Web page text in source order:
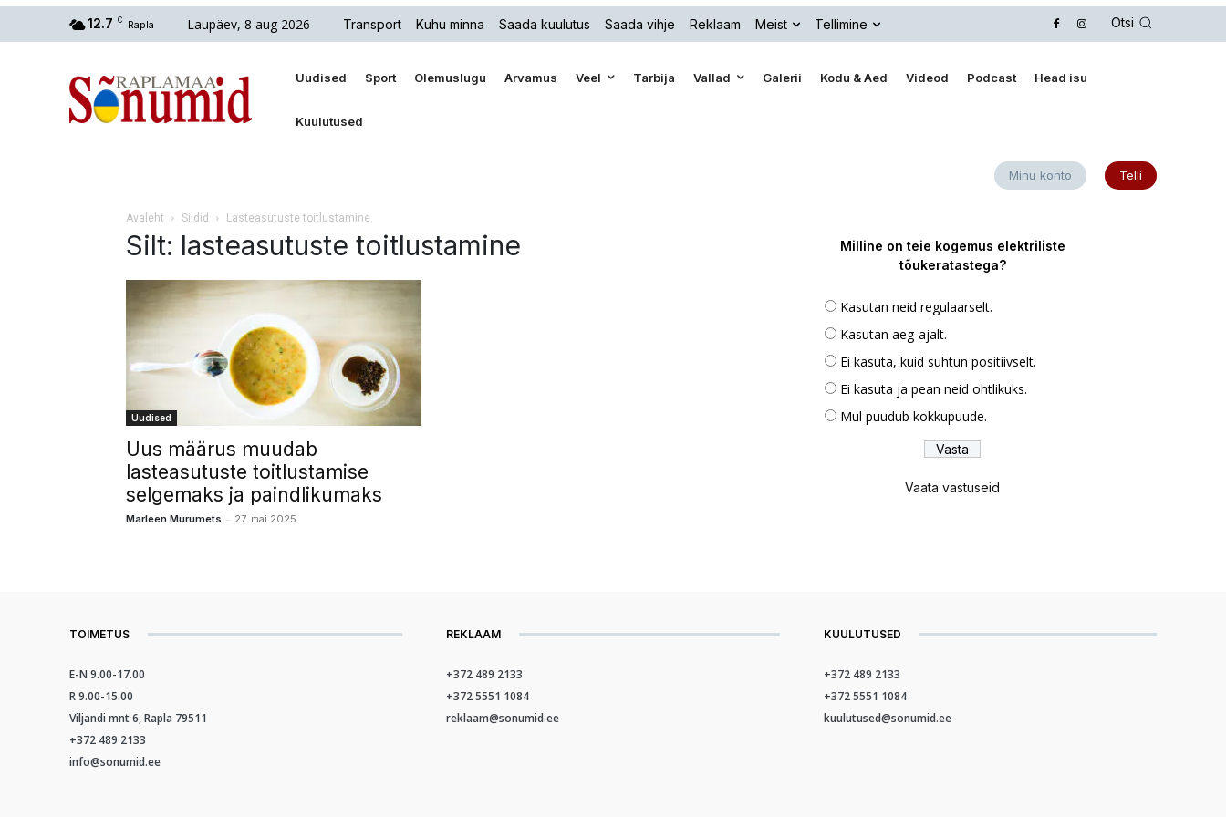
12.7 C Rapla Laupäev, 8 aug 2026 Transport Kuhu minna Saada kuulutus Saada vihje Reklaam Meist Tellimine Otsi
Uudised Sport Olemuslugu Arvamus Veel Tarbija Vallad Galerii Kodu & Aed Videod Podcast Head isu
Kuulutused
Minu konto Telli
Avaleht Sildid Lasteasutuste toitlustamine
Silt: lasteasutuste toitlustamine
Uudised
Uus määrus muudab
lasteasutuste toitlustamise
selgemaks ja paindlikumaks
Marleen Murumets - 27. mai 2025
Milline on teie kogemus elektriliste
tõukeratastega?
Kasutan neid regulaarselt.
Kasutan aeg-ajalt.
Ei kasuta, kuid suhtun positiivselt.
Ei kasuta ja pean neid ohtlikuks.
Mul puudub kokkupuude.
Vaata vastuseid
TOIMETUS
E-N 9.00-17.00
R 9.00-15.00
Viljandi mnt 6, Rapla 79511
+372 489 2133
info@sonumid.ee
REKLAAM
+372 489 2133
+372 5551 1084
reklaam@sonumid.ee
KUULUTUSED
+372 489 2133
+372 5551 1084
kuulutused@sonumid.ee